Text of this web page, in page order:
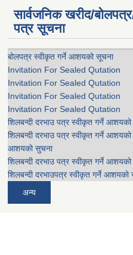
सार्वजनिक खरीद/
पत्र सूचना
बोलपत्र स्वीकृत गर्ने आशयको सूचना
Invitation For Sealed Qutation
Invitation For Sealed Qutation
Invitation For Sealed Qutation
Invitation For Sealed Qutation
शिलबन्दी दरभाउ पत्र स्वीकृत गर्ने
शिलबन्दी दरभाउ पत्र स्वीकृत गर्ने
आशयको सुचना
शिलबन्दी दरभाउ पत्र स्वीकृत गर्ने
शिलबन्दी दरभाउपत्र स्वीकृत गर्ने आशयको
अन्य